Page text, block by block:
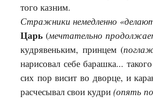
того казним.
Стражники немедленно
Царь (мечтательно
кудрявеньким, принцем (
нарисовал себе барашка...
сих пор висит во дворце, и
расчесывал свои кудри (опять